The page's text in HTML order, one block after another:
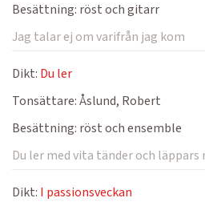
Besättning: röst och gitarr
Jag talar ej om varifrån jag kom
Dikt: Du ler
Tonsättare:Åslund, Robert
Besättning: röst och ensemble
Du ler med vita tänder och läppars
Dikt: I passionsveckan